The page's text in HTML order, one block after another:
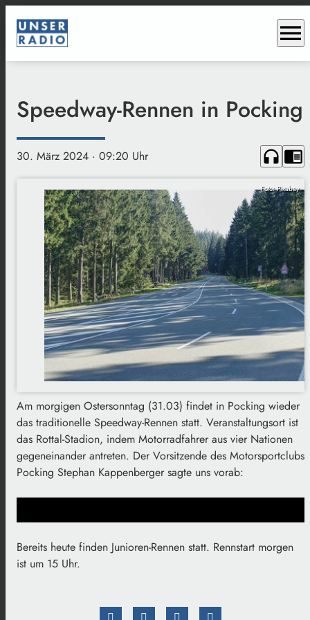
menu
Speedway-Rennen in Pocking
30. März 2024 · 09:20 Uhr headphones chrome_reader_mode
Foto: Pixabay
Am morgigen Ostersonntag (31.03) findet in Pocking wieder
das traditionelle Speedway-Rennen statt. Veranstaltungsort ist
das Rottal-Stadion, indem Motorradfahrer aus vier Nationen
gegeneinander antreten. Der Vorsitzende des Motorsportclubs
Pocking Stephan Kappenberger sagte uns vorab:
Bereits heute finden Junioren-Rennen statt. Rennstart morgen
ist um 15 Uhr.